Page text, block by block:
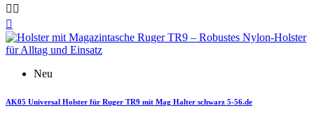
 

Neu
AK05 Universal Holster für Ruger TR9 mit Mag Halter schwarz 5-56.de